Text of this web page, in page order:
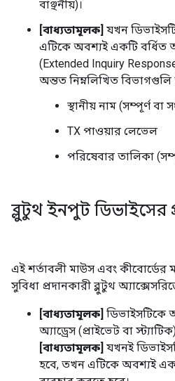
বাঞ্ছনীয়)।
[বাধ্যতামূলক] যখন
এটিকে অবশ্যই একটি বর্ধিত
(Extended Inquiry
অন্তত নিম্নলিখিত বিভাগগুলি
স্থানীয় নাম (সম্পূর্ণ বা
TX পাওয়ার লেভেল
পরিষেবার তালিকা
ব্লুটুথ ইনপুট ডিভাইসের
এই শর্তাবলী মাউস এবং
সুবিধা প্রদানকারী ব্লুটুথ
[বাধ্যতামূলক] ডিভাইসটিকে
অ্যাড্রেস (প্রাইভেট বা
[বাধ্যতামূলক] যখনই
হবে, তখন এটিকে অবশ্যই